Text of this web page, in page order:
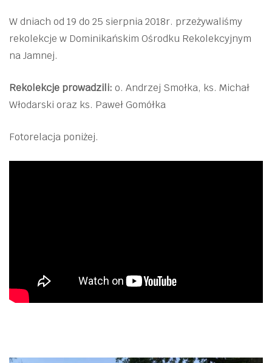
W dniach od 19 do 25 sierpnia 2018r. przeżywaliśmy
rekolekcje w Dominikańskim Ośrodku Rekolekcyjnym
na Jamnej.
Rekolekcje prowadzili: o. Andrzej Smołka, ks. Michał
Włodarski oraz ks. Paweł Gomółka
Fotorelacja poniżej.